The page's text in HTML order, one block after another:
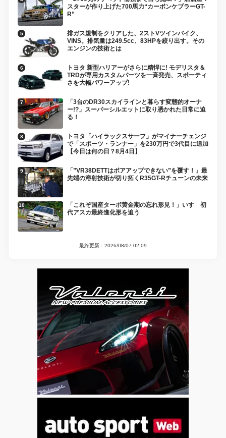
スターが作り上げた700馬力“カーボンケブラーGT-
R”
排ガス規制をクリアした、2ストVツインバイク、
VINS。排気量は249.5cc、83HPを絞り出す。その
エンジンの技術とは
トヨタ 新型ハリアーがさらに精悍に! モデリスタ＆
TRDが専用カスタムパーツを一斉発売、スポーティ
さを大幅パワーアップ!
「3台のDR30スカイラインと暮らす変態的オーナ
ー!?」スーパーシルエットに取り憑かれた日常に迫
る！
トヨタ「ハイラックスサーフ」がマイナーチェンジ
で「スポーツ・ランナー」を230万円で3代目に追加
【今日は何の日？8月4日】
「”VR38DETTはボアアップできない”を覆す！」最
先端の溶射技術が切り拓くR35GT-Rチューンの未来
「これぞ国産ターボ黄金期の忘れ形見！」いすゞ初
代アスカ最終進化形を追う
最終更新：2026/08/07 02:09